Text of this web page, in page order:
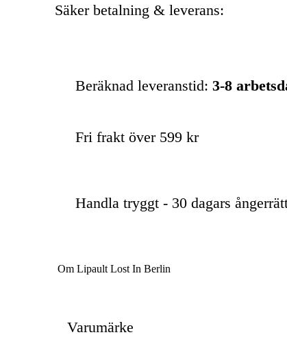
Säker betalning & leverans:
Beräknad leveranstid: 3-8
Fri frakt över 599 kr
Handla tryggt - 30 dagars
Om Lipault Lost In Berlin
Varumärke